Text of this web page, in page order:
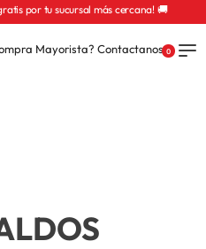
por tu sucursal más cercana! 🚚
Mayorista? Contactanos 0